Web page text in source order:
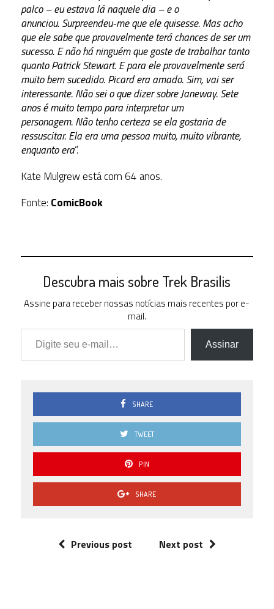
palco – eu estava lá naquele dia – e o
anunciou. Surpreendeu-me que ele quisesse. Mas acho
que ele sabe que provavelmente terá chances de ser um
sucesso. E não há ninguém que goste de trabalhar tanto
quanto Patrick Stewart. E para ele provavelmente será
muito bem sucedido. Picard era amado. Sim, vai ser
interessante. Não sei o que dizer sobre Janeway. Sete
anos é muito tempo para interpretar um
personagem. Não tenho certeza se ela gostaria de
ressuscitar.Ela era uma pessoa muito, muito vibrante,
enquanto era“.
Kate Mulgrew está com 64 anos.
Fonte: ComicBook
Descubra mais sobre Trek Brasilis
Assine para receber nossas notícias mais recentes por e-
mail.
Digite seu e-mail…
Assinar
SHARE
TWEET
PIN
SHARE
Previous post Next post